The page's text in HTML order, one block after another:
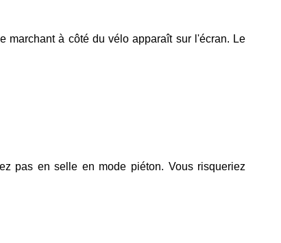
marchant à côté du vélo apparaît sur l'écran. Le
pas en selle en mode piéton. Vous risqueriez